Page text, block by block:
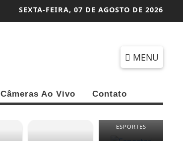
SEXTA-FEIRA, 07 DE AGOSTO DE 2026
MENU
Câmeras Ao Vivo Contato
ESPORTES